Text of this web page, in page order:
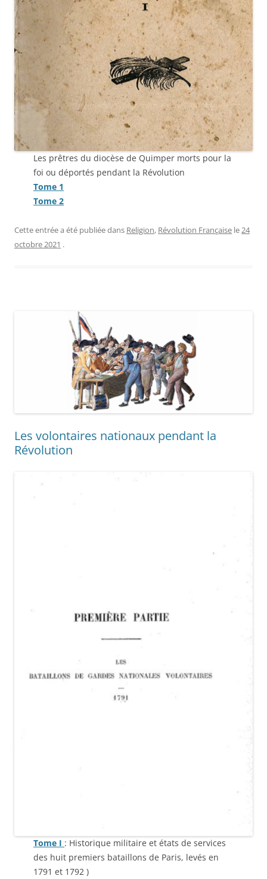
Les prêtres du diocèse de Quimper morts pour la
foi ou déportés pendant la Révolution
Tome 1
Tome 2
Cette entrée a été publiée dans Religion, Révolution Française le24
octobre 2021 .
Les volontaires nationaux pendant la
Révolution
Tome I : Historique militaire et états de services
des huit premiers bataillons de Paris, levés en
1791 et 1792 )